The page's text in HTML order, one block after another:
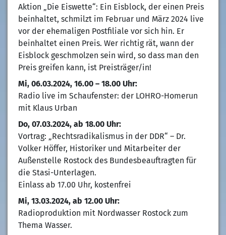
Aktion „Die Eiswette“: Ein Eisblock, der einen Preis
beinhaltet, schmilzt im Februar und März 2024 live
vor der ehemaligen Postfiliale vor sich hin. Er
beinhaltet einen Preis. Wer richtig rät, wann der
Eisblock geschmolzen sein wird, so dass man den
Preis greifen kann, ist Preisträger/in!
Mi, 06.03.2024, 16.00 – 18.00 Uhr:
Radio live im Schaufenster: der LOHRO-Homerun
mit Klaus Urban
Do, 07.03.2024, ab 18.00 Uhr:
Vortrag: „Rechtsradikalismus in der DDR“ – Dr.
Volker Höffer, Historiker und Mitarbeiter der
Außenstelle Rostock des Bundesbeauftragten für
die Stasi-Unterlagen.
Einlass ab 17.00 Uhr, kostenfrei
Mi, 13.03.2024, ab 12.00 Uhr:
Radioproduktion mit Nordwasser Rostock zum
Thema Wasser.